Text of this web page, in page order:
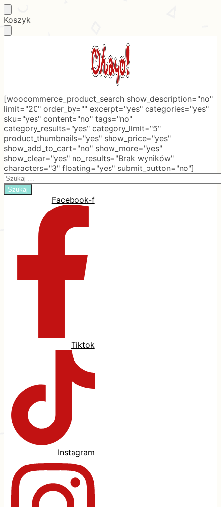
Skip
to
Skip
to
Koszyk
[woocommerce_product_search show_description="no"
limit="20" order_by="" excerpt="yes" categories="yes"
sku="yes" content="no" tags="no"
category_results="yes" category_limit="5"
product_thumbnails="yes" show_price="yes"
show_add_to_cart="no" show_more="yes"
show_clear="yes" no_results="Brak wyników"
characters="3" floating="yes" submit_button="no"]
Search
for:
Facebook-f
Tiktok
Instagram